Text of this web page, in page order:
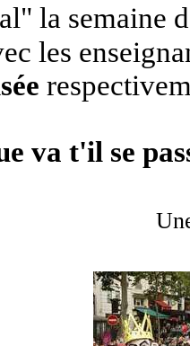
la semaine
les
va t'il se